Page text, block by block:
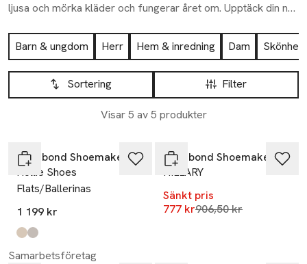
ljusa och mörka kläder och fungerar året om. Upptäck din nya
Hoppa till produktsidan
Barn & ungdom Herr Hem & inredning Dam
Skönhet
Hoppa till produktsidan
Filter
Sortering
Visar 5 av 5 produkter
Lista över produkter
Vagabond Shoemakers
Hollie Shoes
Flats/Ballerinas
1 199 kr
Produkten finns i färgerna:
Off White
Lt Blue
Vagabond Shoemakers
HILLARY
Sänkt pris
777 krLägsta pris 30 dagar
906,50 kr
Samarbetsföretag